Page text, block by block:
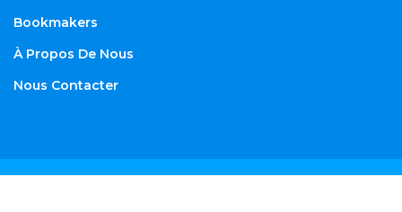
Bookmakers
À Propos De Nous
Nous Contacter